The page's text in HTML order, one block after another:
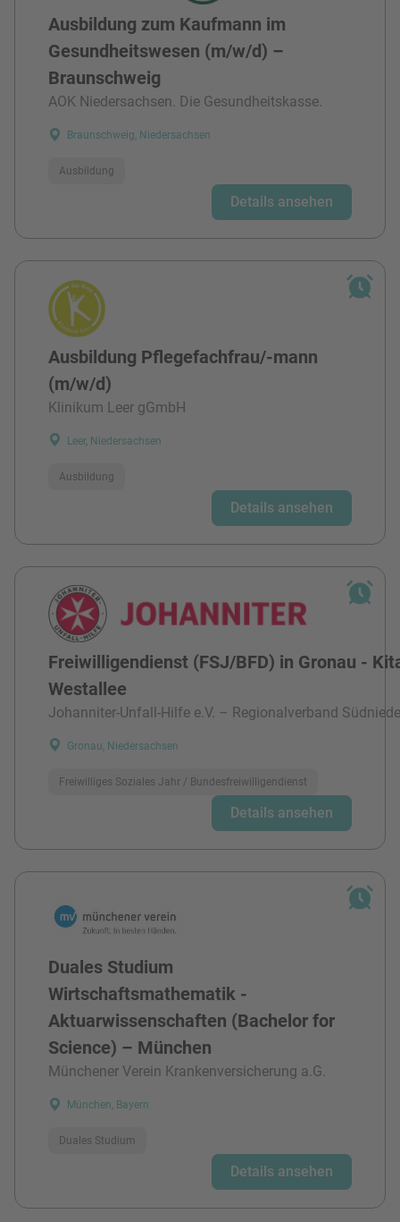
Ausbildung zum Kaufmann im
Gesundheitswesen (m/w/d) –
Braunschweig
AOK Niedersachsen. Die Gesundheitskasse.
Braunschweig, Niedersachsen
Ausbildung
Details ansehen
Ausbildung Pflegefachfrau/-mann
(m/w/d)
Klinikum Leer gGmbH
Leer, Niedersachsen
Ausbildung
Details ansehen
Freiwilligendienst (FSJ/BFD) in Gronau -
Westallee
Johanniter-Unfall-Hilfe e.V. – Regionalverband
Gronau, Niedersachsen
Freiwilliges Soziales Jahr / Bundesfreiwilligendienst
Details ansehen
Duales Studium
Wirtschaftsmathematik -
Aktuarwissenschaften (Bachelor for
Science) – München
Münchener Verein Krankenversicherung a.G.
München, Bayern
Duales Studium
Details ansehen